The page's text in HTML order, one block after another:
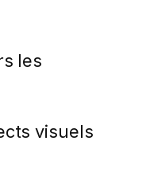
les
visuels